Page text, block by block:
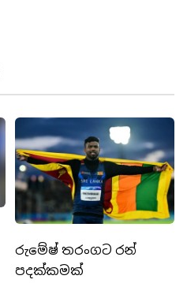
රුමේෂ් තරංගට රන්
පදක්කමක්